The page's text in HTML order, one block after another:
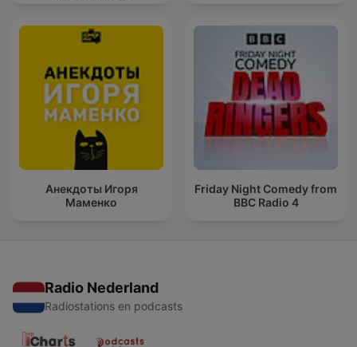
Анекдоты Игоря
Маменко
Friday Night Comedy from
BBC Radio 4
Radio Nederland
Radiostations en podcasts